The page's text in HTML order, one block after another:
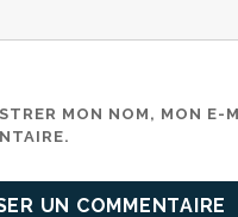
MON NOM, MON E-